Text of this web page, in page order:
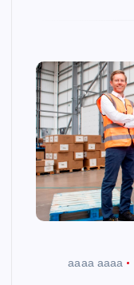
aaaa aaaa